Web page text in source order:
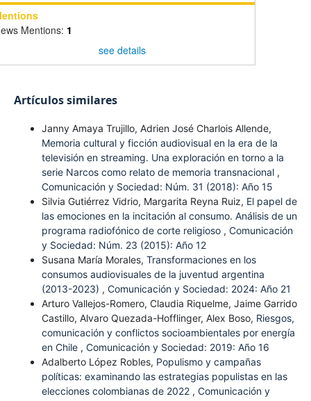
Mentions: 1
see details
Artículos similares
Janny Amaya Trujillo, Adrien José Charlois Allende,
Memoria cultural y ficción audiovisual en la era de la
televisión en streaming. Una exploración en torno a la
serie Narcos como relato de memoria transnacional ,
Comunicación y Sociedad: Núm. 31 (2018): Año 15
Silvia Gutiérrez Vidrio, Margarita Reyna Ruiz, El papel de
las emociones en la incitación al consumo. Análisis de un
programa radiofónico de corte religioso , Comunicación
y Sociedad: Núm. 23 (2015): Año 12
Susana María Morales, Transformaciones en los
consumos audiovisuales de la juventud argentina
(2013-2023) , Comunicación y Sociedad: 2024: Año 21
Arturo Vallejos-Romero, Claudia Riquelme, Jaime Garrido
Castillo, Alvaro Quezada-Hofflinger, Alex Boso, Riesgos,
comunicación y conflictos socioambientales por energía
en Chile , Comunicación y Sociedad: 2019: Año 16
Adalberto López Robles, Populismo y campañas
políticas: examinando las estrategias populistas en las
elecciones colombianas de 2022 , Comunicación y